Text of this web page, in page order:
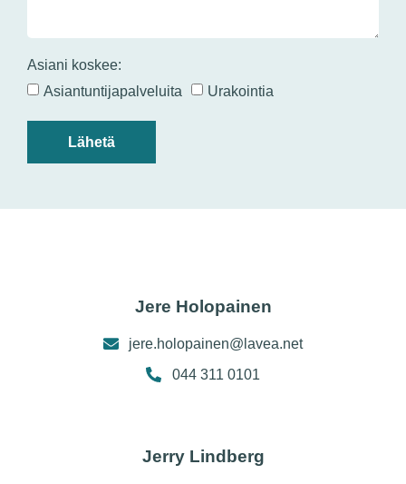
Asiani koskee:
Asiantuntijapalveluita
Urakointia
Lähetä
Jere Holopainen
jere.holopainen@lavea.net
044 311 0101
Jerry Lindberg